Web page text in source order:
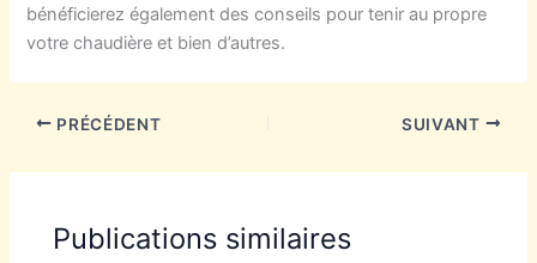
bénéficierez également des conseils pour tenir au propre
votre chaudière et bien d’autres.
PRÉCÉDENT SUIVANT
Publications similaires